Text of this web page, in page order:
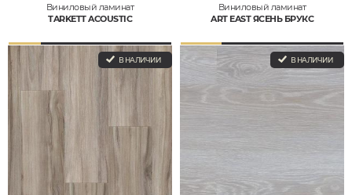
Виниловый ламинат
TARKETT ACOUSTIC
В НАЛИЧИИ
Виниловый ламинат
ART EAST ЯСЕНЬ БРУКС
В НАЛИЧИИ